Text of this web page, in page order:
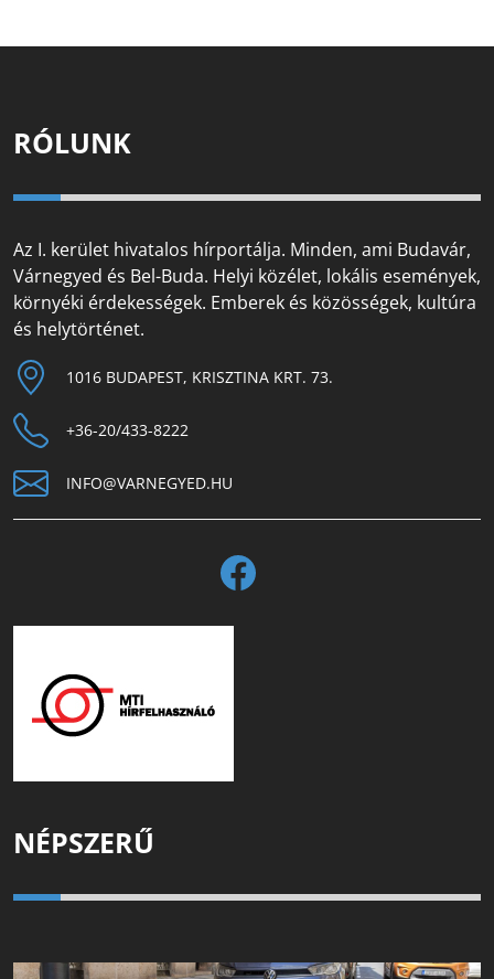
RÓLUNK
Az I. kerület hivatalos hírportálja. Minden, ami Budavár,
Várnegyed és Bel-Buda. Helyi közélet, lokális események,
környéki érdekességek. Emberek és közösségek, kultúra
és helytörténet.
1016 BUDAPEST, KRISZTINA KRT. 73.
+36-20/433-8222
INFO@VARNEGYED.HU
NÉPSZERŰ